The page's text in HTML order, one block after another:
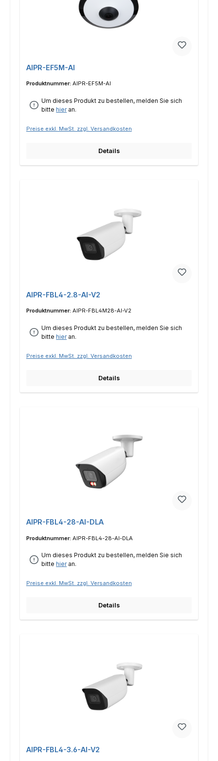
AIPR-EF5M-AI
Produktnummer: AIPR-EF5M-AI
Um dieses Produkt zu bestellen, melden Sie sich
bittehieran.
Preise exkl. MwSt. zzgl. Versandkosten
Details
AIPR-FBL4-2.8-AI-V2
Produktnummer: AIPR-FBL4M28-AI-V2
Um dieses Produkt zu bestellen, melden Sie sich
bittehieran.
Preise exkl. MwSt. zzgl. Versandkosten
Details
AIPR-FBL4-28-AI-DLA
Produktnummer: AIPR-FBL4-28-AI-DLA
Um dieses Produkt zu bestellen, melden Sie sich
bittehieran.
Preise exkl. MwSt. zzgl. Versandkosten
Details
AIPR-FBL4-3.6-AI-V2